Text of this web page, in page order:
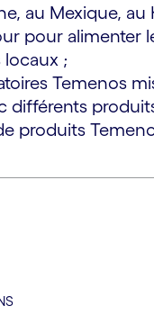
au Mexique, au
pour alimenter
locaux ;
Temenos
différents
produits